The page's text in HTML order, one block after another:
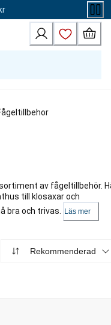
av fågeltillbehör.
till klosaxar och
bra och trivas.
Läs mer
Rekommenderad